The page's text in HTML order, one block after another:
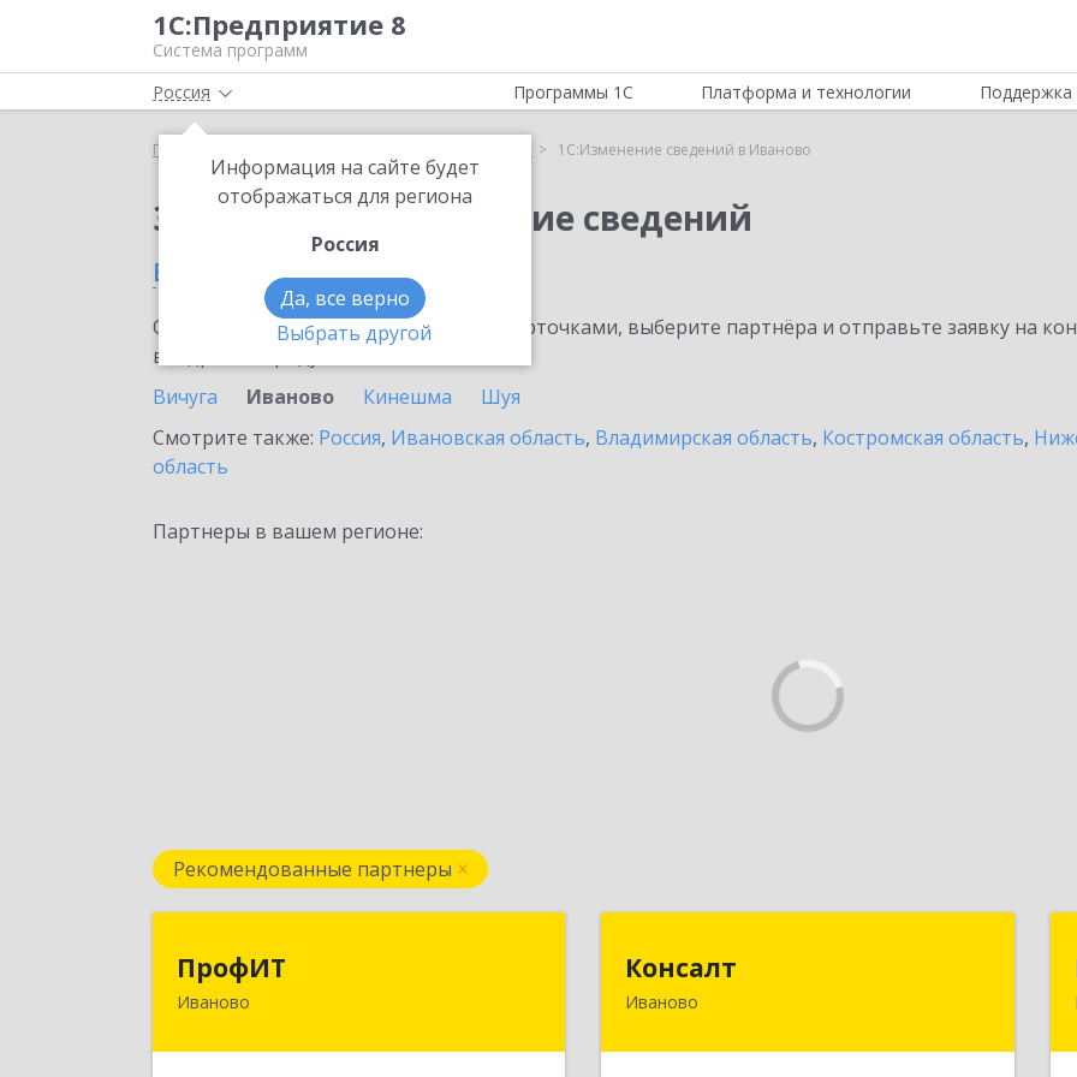
1С:Предприятие 8
Система программ
Россия
Информация на сайте будет
отображаться для региона
Россия
Да, все верно
Выбрать другой
Программы 1С Платформа и технологии Поддержка
Главная 1С:Изменение сведений в Иваново
Заказать 1С:Изменение сведений
в Иваново
Ознакомьтесь с информационными карточками, выберите партнёра и отправьте заявку на
внедрение продукта.
Вичуга
Иваново Кинешма
Шуя
Смотрите также: Россия, Ивановская область, Владимирская область, Костромская область,
область
Партнеры в вашем регионе:
Рекомендованные партнеры
ПрофИТ
Иваново153000, Ивановская обл, г.о. город
Консалт
Иваново
153000, Ивановская обл, Иваново г,